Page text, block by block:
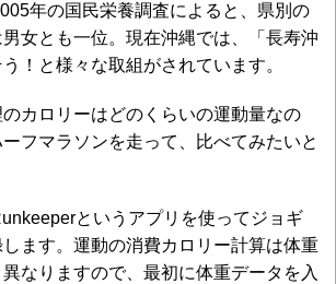
年の国民栄養調査によると、県別の
女とも一位。現在沖縄では、「長寿沖
！と様々な取組がされています。
カロリーはどのくらいの運動量なの
フマラソンを走って、比べてみたいと
というアプリを使ってジョギ
ます。運動の消費カロリー計算は体重
なりますので、最初に体重データを入